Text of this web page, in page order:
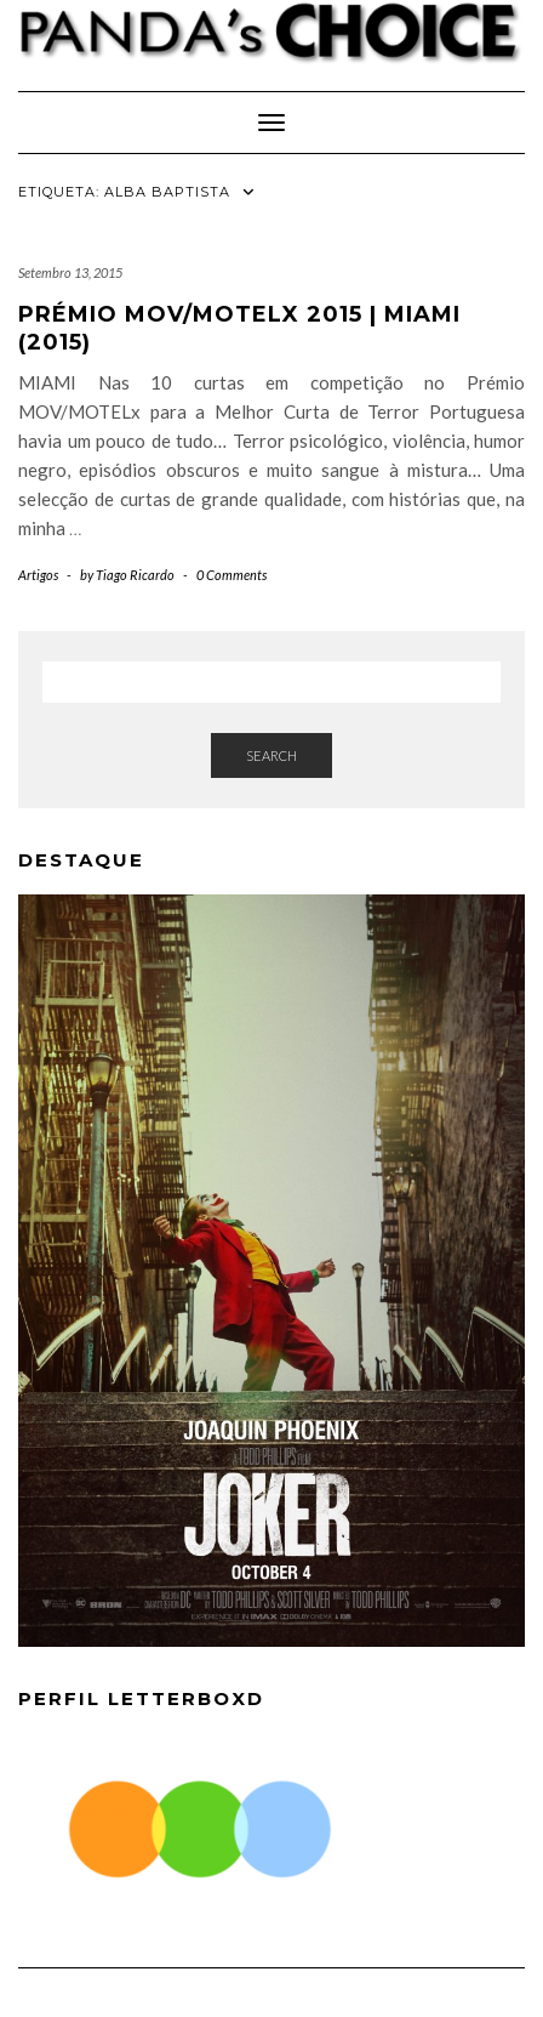
Skip
content
Toggle Navigation
ETIQUETA: ALBA BAPTISTA
Setembro 13, 2015
PRÉMIO MOV/MOTELX 2015 | MIAMI
(2015)
MIAMI Nas 10 curtas em competição no Prémio
MOV/MOTELx para a Melhor Curta de Terror Portuguesa
havia um pouco de tudo… Terror psicológico, violência, humor
negro, episódios obscuros e muito sangue à mistura… Uma
selecção de curtas de grande qualidade, com histórias que, na
minha …
Artigos - byTiago Ricardo - 0 Comments
SEARCH
DESTAQUE
PERFIL LETTERBOXD